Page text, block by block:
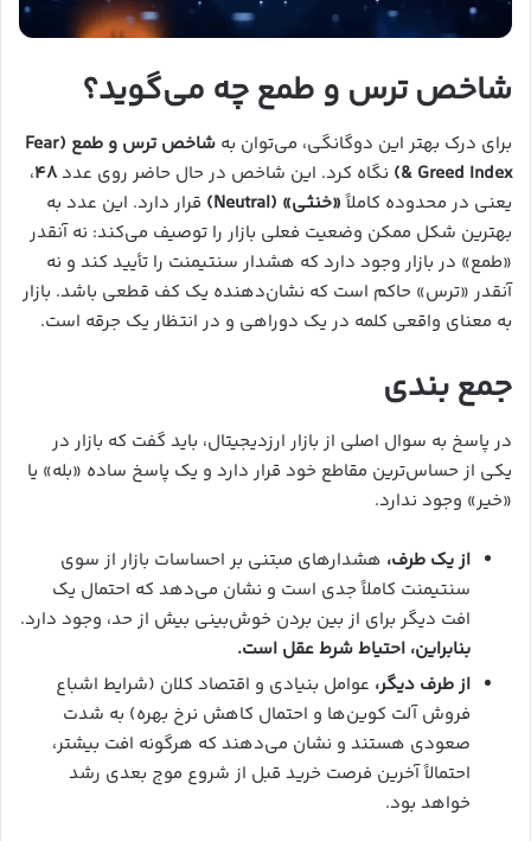
شاخص ترس و طمع چه می‌گوید؟
برای درک بهتر این دوگانگی، می‌توان به
شاخص ترس و طمع (Fear
& Greed Index) نگاه کرد. این شاخص در حال حاضر روی عدد۴۸،
یعنی در محدوده کاملاً«خنثی» (Neutral)
قرار دارد. این عدد به
بهترین شکل ممکن وضعیت فعلی بازار را توصیف می‌کند: نه آنقدر
«طمع» در بازار وجود دارد که هشدار سنتیمنت را تأیید کند و نه
آنقدر «ترس» حاکم است که نشان‌دهنده یک کف قطعی باشد. بازار
به معنای واقعی کلمه در یک دوراهی و در انتظار یک جرقه است.
جمع‌ بندی
در پاسخ به سوال اصلی از بازار ارزدیجیتال، باید گفت که بازار در
یکی از حساس‌ترین مقاطع خود قرار دارد و یک پاسخ ساده «بله» یا
«خیر» وجود ندارد.
از یک طرف، هشدارهای مبتنی بر احساسات بازار از سوی
سنتیمنت کاملاً جدی است و نشان می‌دهد که احتمال یک
افت دیگر برای از بین بردن خوش‌بینی بیش از حد، وجود دارد.
بنابراین، احتیاط شرط عقل است.
از طرف دیگر، عوامل بنیادی و اقتصاد کلان (شرایط اشباع
فروش آلت کوین‌ها و احتمال کاهش نرخ بهره) به شدت
صعودی هستند و نشان می‌دهند که هرگونه افت بیشتر،
احتمالاً آخرین فرصت خرید قبل از شروع موج بعدی رشد
خواهد بود.